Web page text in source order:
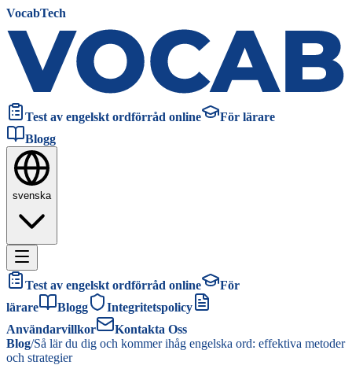
VocabTech
Test av engelskt ordförråd online
För lärare
Blogg
svenska
Test av engelskt ordförråd online
För
lärare
Blogg
Integritetspolicy
Användarvillkor
Kontakta Oss
Blog/Så lär du dig och kommer ihåg engelska ord: effektiva metoder
och strategier